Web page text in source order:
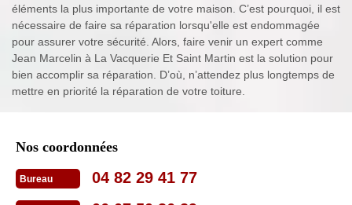
éléments la plus importante de votre maison. C’est pourquoi, il est
nécessaire de faire sa réparation lorsqu'elle est endommagée
pour assurer votre sécurité. Alors, faire venir un expert comme
Jean Marcelin à La Vacquerie Et Saint Martin est la solution pour
bien accomplir sa réparation. D’où, n’attendez plus longtemps de
mettre en priorité la réparation de votre toiture.
Nos coordonnées
Bureau 04 82 29 41 77